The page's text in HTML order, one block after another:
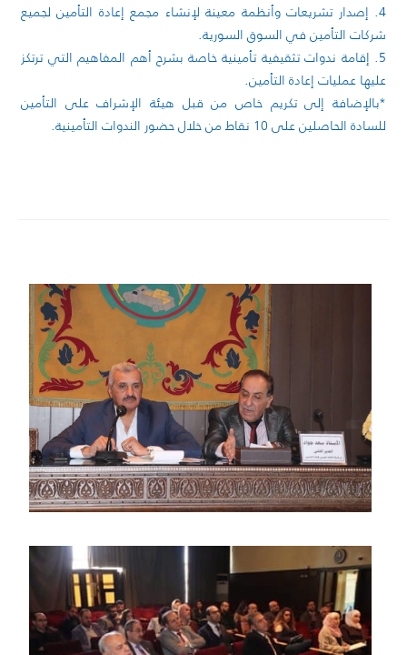
4. إصدار تشريعات وأنظمة معينة لإنشاء مجمع إعادة التأمين لجميع
شركات التأمين في السوق السورية.
5. إقامة ندوات تثقيفية تأمينية خاصة بشرح أهم المفاهيم التي ترتكز
عليها عمليات إعادة التأمين.
*بالإضافة إلى تكريم خاص من قبل هيئة الإشراف على التأمين
للسادة الحاصلين على 10 نقاط من خلال حضور الندوات التأمينية.